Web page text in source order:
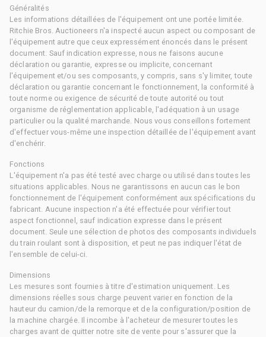
Généralités
Les informations détaillées de l'équipement ont une portée limitée.
Ritchie Bros. Auctioneers n'a inspecté aucun aspect ou composant de
l'équipement autre que ceux expressément énoncés dans le présent
document. Sauf indication expresse, nous ne faisons aucune
déclaration ou garantie, expresse ou implicite, concernant
l'équipement et/ou ses composants, y compris, sans s'y limiter, toute
déclaration ou garantie concernant le fonctionnement, la conformité à
toute norme ou exigence de sécurité de toute autorité ou tout
organisme de réglementation applicable, l'adéquation à un usage
particulier ou la qualité marchande. Nous vous conseillons fortement
d'effectuer vous-même une inspection détaillée de l'équipement avant
d'enchérir.
Fonctions
L'équipement n'a pas été testé avec charge ou utilisé dans toutes les
situations applicables. Nous ne garantissons en aucun cas le bon
fonctionnement de l'équipement conformément aux spécifications du
fabricant. Aucune inspection n'a été effectuée pour vérifier tout
aspect fonctionnel, sauf indication expresse dans le présent
document. Seule une sélection de photos des composants individuels
du train roulant sont à disposition, et peut ne pas indiquer l'état de
l'ensemble de celui-ci.
Dimensions
Les mesures sont fournies à titre d'estimation uniquement. Les
dimensions réelles sous charge peuvent varier en fonction de la
hauteur du camion/de la remorque et de la configuration/position de
la machine chargée. Il incombe à l'acheteur de mesurer toutes les
charges avant de quitter notre site de vente pour s'assurer que la